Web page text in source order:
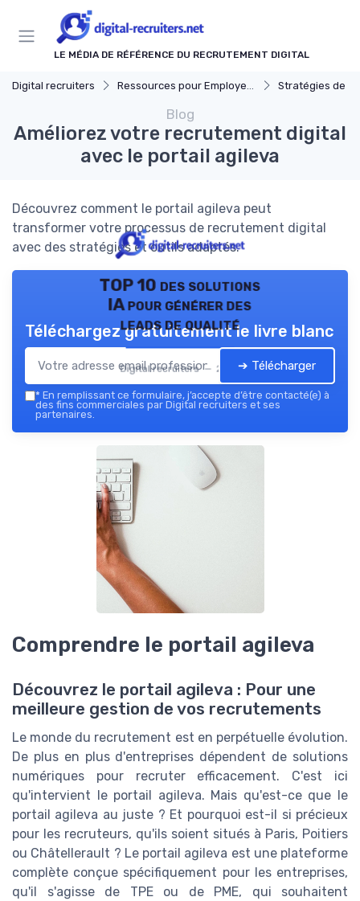
LE MÉDIA DE RÉFÉRENCE DU RECRUTEMENT DIGITAL
Digital recruiters Ressources pour Employeurs Stratégies de
Blog
Améliorez votre recrutement digital
avec le portail agileva
Découvrez comment le portail agileva peut
transformer votre processus de recrutement digital
avec des stratégies et outils adaptés.
TOP 10 des solutions
IA pour générer des
leads de qualité
Digital recruiters — 2026
Téléchargez gratuitement le livre blanc
➔ Télécharger
* En remplissant ce formulaire, j’accepte d’être contacté(e) à
des fins commerciales par Digital recruiters et ses
partenaires.
Comprendre le portail agileva
Découvrez le portail agileva : Pour une
meilleure gestion de vos recrutements
Le monde du recrutement est en perpétuelle évolution.
De plus en plus d'entreprises dépendent de solutions
numériques pour recruter efficacement. C'est ici
qu'intervient le portail agileva. Mais qu'est-ce que le
portail agileva au juste ? Et pourquoi est-il si précieux
pour les recruteurs, qu'ils soient situés à Paris, Poitiers
ou Châtellerault ? Le portail agileva est une plateforme
complète conçue spécifiquement pour les entreprises,
qu'il s'agisse de TPE ou de PME, qui souhaitent
Panneau de gestion des cookies